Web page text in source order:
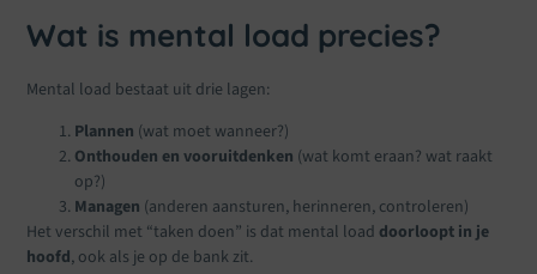
Wat is mental load precies?
Mental load bestaat uit drie lagen:
Plannen (wat moet wanneer?)
Onthouden en vooruitdenken (wat komt eraan? wat raakt
op?)
Managen (anderen aansturen, herinneren, controleren)
Het verschil met “taken doen” is dat mental load doorloopt in je
hoofd, ook als je op de bank zit.